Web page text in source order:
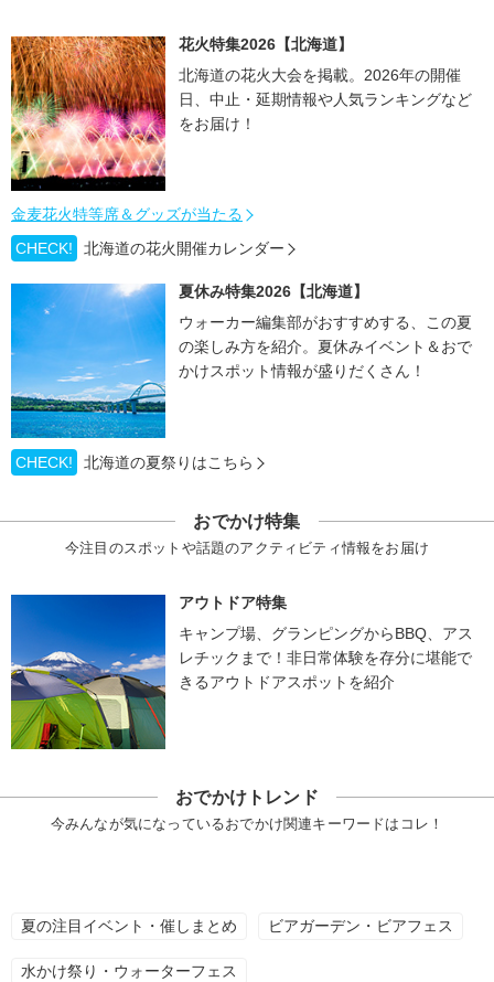
花火特集2026【北海道】
北海道の花火大会を掲載。2026年の開催
日、中止・延期情報や人気ランキングなど
をお届け！
金麦花火特等席＆グッズが当たる
CHECK!
北海道の花火開催カレンダー
夏休み特集2026【北海道】
ウォーカー編集部がおすすめする、この夏
の楽しみ方を紹介。夏休みイベント＆おで
かけスポット情報が盛りだくさん！
CHECK! 北海道の夏祭りはこちら
おでかけ特集
今注目のスポットや話題のアクティビティ情報をお届け
アウトドア特集
キャンプ場、グランピングからBBQ、アス
レチックまで！非日常体験を存分に堪能で
きるアウトドアスポットを紹介
おでかけトレンド
今みんなが気になっているおでかけ関連キーワードはコレ！
夏の注目イベント・催しまとめ ビアガーデン・ビアフェス
水かけ祭り・ウォーターフェス